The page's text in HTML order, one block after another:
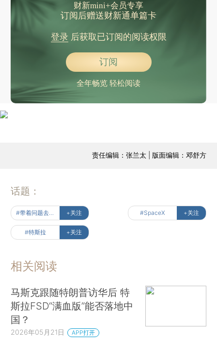
财新mini+会员专享
订阅后赠送财新通单篇卡
登录后获取已订阅的阅读权限
订阅
全年畅览 轻松阅读
责任编辑：张兰太 | 版面编辑：邓舒方
话题：
+关注 #SpaceX +关注
#特斯拉 +关注
相关阅读
马斯克跟随特朗普访华后 特
斯拉FSD“满血版”能否落地中
国？
2026年05月21日 APP打开